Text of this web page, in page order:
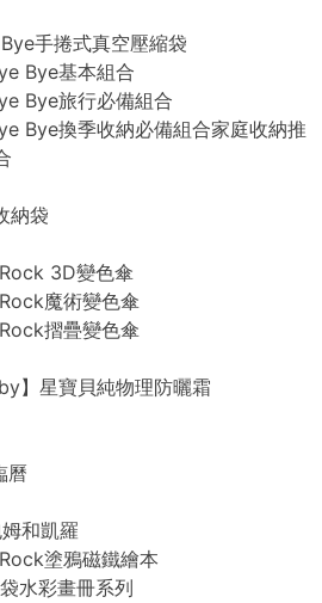
手捲式真空壓縮袋
Bye基本組合
Bye旅行必備組合
Bye換季收納必備組合家庭收納推
納袋
3D變色傘
魔術變色傘
摺疊變色傘
】星寶貝純物理防曬霜
曆
和凱羅
塗鴉磁鐵繪本
水彩畫冊系列